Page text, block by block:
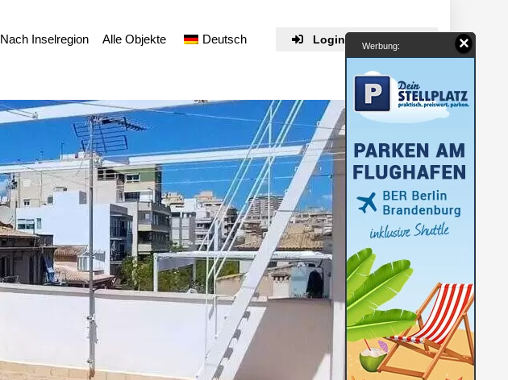
Login / Registrieren
Nach Inselregion Alle Objekte Deutsch Werbung: ×